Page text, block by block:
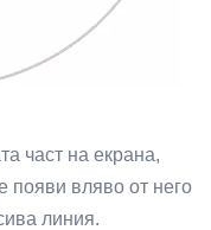
част на екрана,
появи вляво от него
линия.